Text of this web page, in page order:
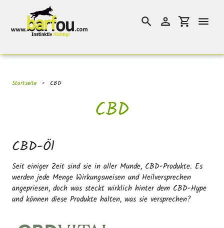
Inhalt
SuchenEinloggen
Startseite › CBD
CBD
CBD-Öl
Seit einiger Zeit sind sie in aller Munde, CBD-Produkte. Es
werden jede Menge Wirkungsweisen und Heilversprechen
angepriesen, doch was steckt wirklich hinter dem CBD-Hype
und können diese Produkte halten, was sie versprechen?